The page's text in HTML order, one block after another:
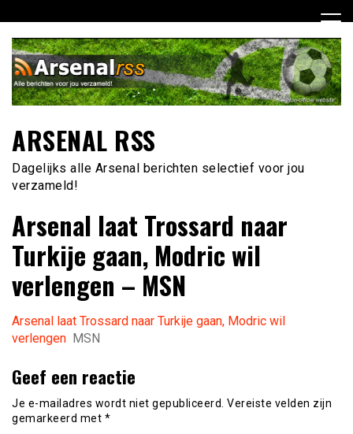
naar
inhoud
ARSENAL RSS
Dagelijks alle Arsenal berichten selectief voor jou
verzameld!
Arsenal laat Trossard naar
Turkije gaan, Modric wil
verlengen – MSN
Arsenal laat Trossard naar Turkije gaan, Modric wil
verlengen MSN
Geef een reactie
Je e-mailadres wordt niet gepubliceerd. Vereiste velden zijn
gemarkeerd met *